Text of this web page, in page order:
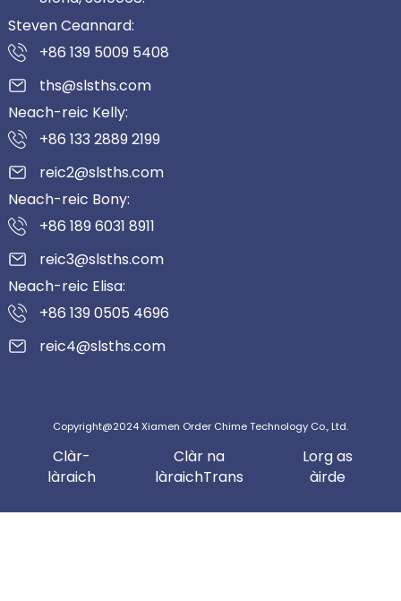
Steven Ceannard:
+86 139 5009 5408
ths@slsths.com
Neach-reic Kelly:
+86 133 2889 2199
reic2@slsths.com
Neach-reic Bony:
+86 189 6031 8911
reic3@slsths.com
Neach-reic Elisa:
+86 139 0505 4696
reic4@slsths.com
Copyright@2024 Xiamen Order Chime Technology Co., Ltd.
Clàr-
làraich
Clàr na
làraichTrans
Lorg as
àirde